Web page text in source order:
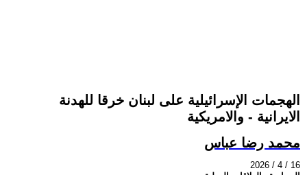
الهجمات الإسرائيلية على لبنان خرقا للهدنة
الايرانية - والامريكية
محمد رضا عباس
2026 / 4 / 16